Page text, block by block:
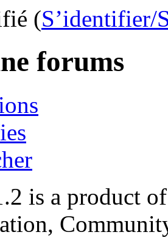
(S’identifier/
forums
is a product